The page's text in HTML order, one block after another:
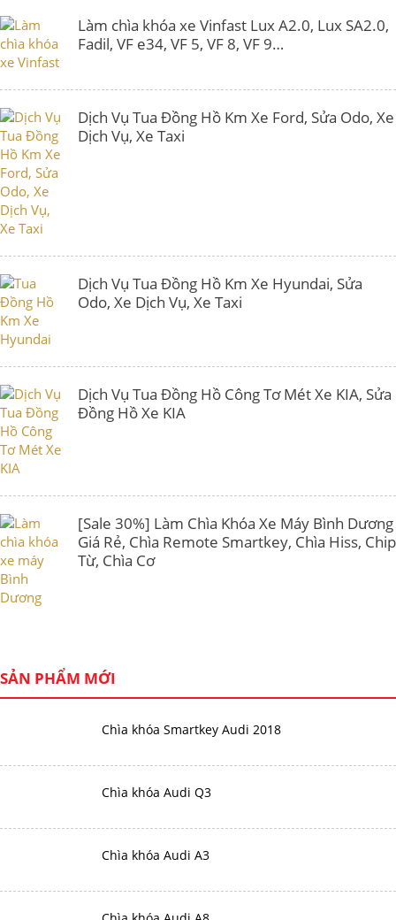
Làm chìa khóa xe Vinfast Lux A2.0, Lux SA2.0,
Fadil, VF e34, VF 5, VF 8, VF 9…
Dịch Vụ Tua Đồng Hồ Km Xe Ford, Sửa Odo, Xe
Dịch Vụ, Xe Taxi
Dịch Vụ Tua Đồng Hồ Km Xe Hyundai, Sửa
Odo, Xe Dịch Vụ, Xe Taxi
Dịch Vụ Tua Đồng Hồ Công Tơ Mét Xe KIA, Sửa
Đồng Hồ Xe KIA
[Sale 30%] Làm Chìa Khóa Xe Máy Bình Dương
Giá Rẻ, Chìa Remote Smartkey, Chìa Hiss, Chip
Từ, Chìa Cơ
SẢN PHẨM MỚI
Chìa khóa Smartkey Audi 2018
Chìa khóa Audi Q3
Chìa khóa Audi A3